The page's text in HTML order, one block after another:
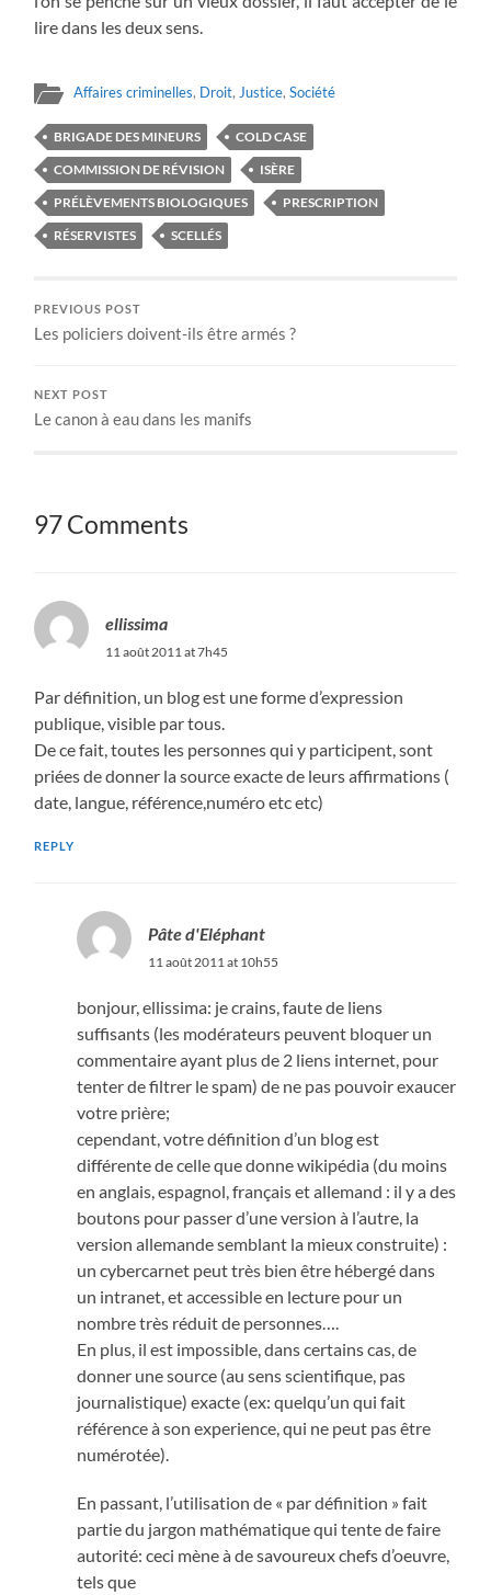
lire dans les deux sens.
Affaires criminelles, Droit, Justice,Société
BRIGADE DES MINEURS
COLD CASE
COMMISSION DE RÉVISION
ISÈRE
PRÉLÈVEMENTS BIOLOGIQUES
PRESCRIPTION
RÉSERVISTES
SCELLÉS
PREVIOUS POST
Les policiers doivent-ils être armés ?
NEXT POST
Le canon à eau dans les manifs
97 Comments
ellissima
11 août 2011 at 7h45
Par définition, un blog est une forme d’expression
publique, visible par tous.
De ce fait, toutes les personnes qui y participent, sont
priées de donner la source exacte de leurs affirmations (
date, langue, référence,numéro etc etc)
REPLY
Pâte d'Eléphant
11 août 2011 at 10h55
bonjour, ellissima: je crains, faute de liens
suffisants (les modérateurs peuvent bloquer un
commentaire ayant plus de 2 liens internet, pour
tenter de filtrer le spam) de ne pas pouvoir exaucer
votre prière;
cependant, votre définition d’un blog est
différente de celle que donne wikipédia (du moins
en anglais, espagnol, français et allemand : il y a des
boutons pour passer d’une version à l’autre, la
version allemande semblant la mieux construite) :
un cybercarnet peut très bien être hébergé dans
un intranet, et accessible en lecture pour un
nombre très réduit de personnes….
En plus, il est impossible, dans certains cas, de
donner une source (au sens scientifique, pas
journalistique) exacte (ex: quelqu’un qui fait
référence à son experience, qui ne peut pas être
numérotée).
En passant, l’utilisation de « par définition » fait
partie du jargon mathématique qui tente de faire
autorité: ceci mène à de savoureux chefs d’oeuvre,
tels que